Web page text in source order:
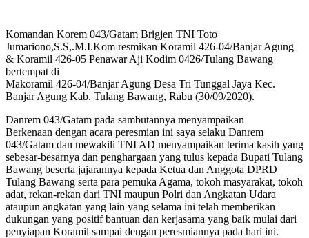
Komandan Korem 043/Gatam Brigjen TNI Toto
Jumariono,S.S,.M.I.Kom resmikan Koramil 426-04/Banjar Agung
& Koramil 426-05 Penawar Aji Kodim 0426/Tulang Bawang
bertempat di
Makoramil 426-04/Banjar Agung Desa Tri Tunggal Jaya Kec.
Banjar Agung Kab. Tulang Bawang, Rabu (30/09/2020).
Danrem 043/Gatam pada sambutannya menyampaikan
Berkenaan dengan acara peresmian ini saya selaku Danrem
043/Gatam dan mewakili TNI AD menyampaikan terima kasih yang
sebesar-besarnya dan penghargaan yang tulus kepada Bupati Tulang
Bawang beserta jajarannya kepada Ketua dan Anggota DPRD
Tulang Bawang serta para pemuka Agama, tokoh masyarakat, tokoh
adat, rekan-rekan dari TNI maupun Polri dan Angkatan Udara
ataupun angkatan yang lain yang selama ini telah memberikan
dukungan yang positif bantuan dan kerjasama yang baik mulai dari
penyiapan Koramil sampai dengan peresmiannya pada hari ini.